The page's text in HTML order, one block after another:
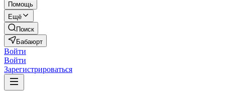
Помощь
Ещё
Поиск
Бабаюрт
Войти
Войти
Зарегистрироваться